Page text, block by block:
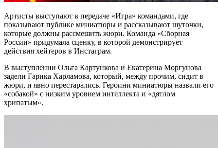
Артисты выступают в передаче «Игра» командами, где
показывают публике миниатюры и рассказывают шуточки,
которые должны рассмешить жюри. Команда «Сборная
России» придумала сценку, в которой демонстрирует
действия хейтеров в Инстаграм.
В выступлении Ольга Картункова и Екатерина Моргунова
задели Гарика Харламова, который, между прочим, сидит в
жюри, и явно перестарались. Героини миниатюры назвали его
«собакой» с низким уровнем интеллекта и «дятлом
хрипатым».